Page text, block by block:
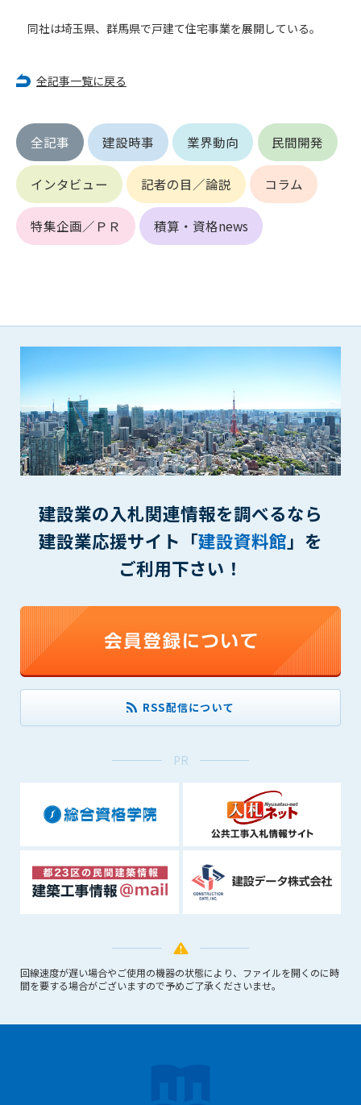
同社は埼玉県、群馬県で戸建て住宅事業を展開している。
全記事一覧に戻る
全記事 建設時事 業界動向 民間開発
インタビュー 記者の目／論説 コラム
特集企画／ＰＲ 積算・資格news
建設業の入札関連情報を調べるなら
建設業応援サイト「建設資料館」を
ご利用下さい！
RSS配信について
PR
回線速度が遅い場合やご使用の機器の状態により、ファイルを開くのに時
間を要する場合がございますので予めご了承くださいませ。
第5条（IDおよびパスワードの管理）
2. 会員は、自己のIDおよびパスワードを、貸与、譲渡、売買、
3. 会員は、IDおよびパスワードの管理不十分、使用上の過誤、
第三者（他の会員を含む）の使用等による損害について責任
を負うものとし、管理者は一切責任を負いません。
第6条（会員の禁止事項）
1. 会員は建設資料館WEB上で以下の行為をしないものとしま
す。
(4) 有害なコンピュータプログラム等を送信又は書き込む行為
(5) 第三者に不利益を与える行為
(6) 管理者が承認していない営利を目的とした行為
(7) 公序良俗に反する行為
(8) 犯罪的行為に結びつく行為
(9) その他、法律に反する行為
(10) 建設資料館から知り得た情報及びダウンロードした情報
に第三者に提供すること
第7条（登録内容の削除）
管理者は、会員が登録した内容が以下に該当する、またはその
恐れのあるものは、会員の承諾なく削除できるものとします。
と管理者が、判断した場合
(2) 建設資料館の運営および保守管理上、必要と判断した場合
(3) 広告掲載料金の支払が遅延した場合
第8条（サービスの変更・中止等）
できるものとします。これに起因する会員または他の第三者が
第9条（会員の個人情報）
会員の氏名、住所、性別、年齢、メールアドレスその他本サー
ビスの提供に関連して管理者が知り得た会員の個人情報（以下
個人情報といいます）について、管理者は、以下の各号に該当
する場合を除き、第三者に開示または提供しないものとしま
(2) 個々の会員を特定できない統計的な処理をした形式で第三
(3) 第三者および管理者の権利、財産、安全等を保護するため